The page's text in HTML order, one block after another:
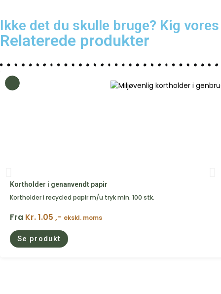
Ikke det du skulle bruge? Kig vores
Relaterede produkter
Kortholder i genanvendt papir
Kortholder i recycled papir m/u tryk min. 100 stk.
Fra Kr. 1.05 ,- ekskl. moms
Se produkt